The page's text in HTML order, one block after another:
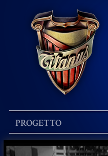
PROGETTO
STORIA